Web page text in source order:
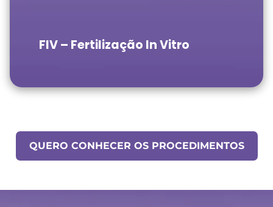
FIV – Fertilização In Vitro
QUERO CONHECER OS PROCEDIMENTOS